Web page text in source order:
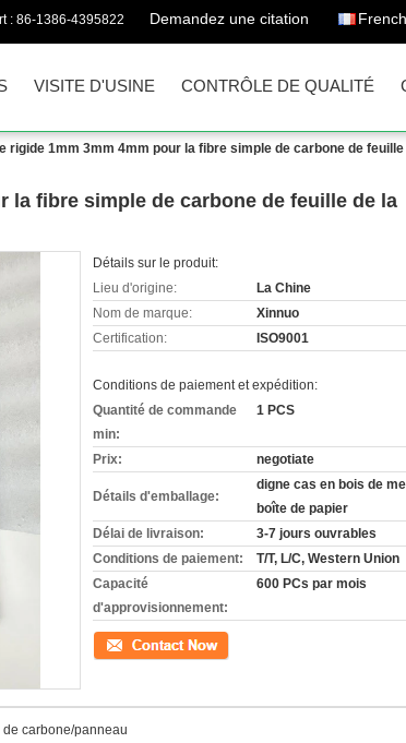
: 86-1386-4395822 Demandez une citation French
VISITE D'USINE CONTRÔLE DE QUALITÉ
rigide 1mm 3mm 4mm pour la fibre simple de carbone de feuille
la fibre simple de carbone de feuille de la
Détails sur le produit:
Lieu d'origine:
La Chine
Nom de marque:
Xinnuo
Certification:
ISO9001
Conditions de paiement et expédition:
Quantité de commande
min:
1 PCS
Prix: negotiate
Détails d'emballage:
digne cas en bois de
boîte de papier
Délai de livraison:
3-7 jours ouvrables
Conditions de paiement:
T/T, L/C, Western Union
Capacité
d'approvisionnement:
600 PCs par mois
Contact
carbone/panneau